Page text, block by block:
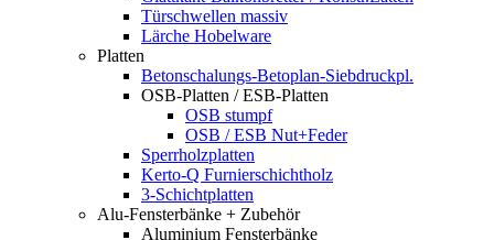
Türschwellen massiv
Lärche Hobelware
Platten
Betonschalungs-Betoplan-Siebdruckpl.
OSB-Platten / ESB-Platten
OSB stumpf
OSB / ESB Nut+Feder
Sperrholzplatten
Kerto-Q Furnierschichtholz
3-Schichtplatten
Alu-Fensterbänke + Zubehör
Aluminium Fensterbänke